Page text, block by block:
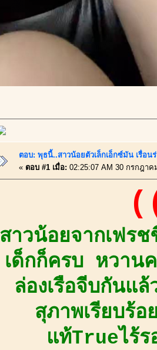
ตอบ: พุธนี้..สาวน้อยตัวเล็กเอ็กซ์มัน เรื่อน
« ตอบ #1 เมื่อ: 02:25:07 AM 30 กรกฎาค
สาวน้อยจากเฟ
เด็กก็ครบ หวาน
ล่องเรือจีบกันแ
สุภาพเรียบร้
แท้Trueไร้